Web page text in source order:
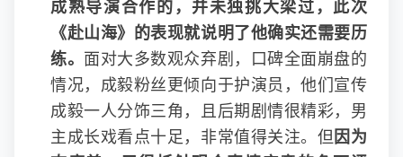
成熟导演合作的，并未独挑大梁过，此次
《赴山海》的表现就说明了他确实还需要历
练。 面对大多数观众弃剧，口碑全面崩盘的
情况，成毅粉丝更倾向于护演员，他们宣传
成毅一人分饰三角，且后期剧情很精彩，男
主成长戏看点十足，非常值得关注。但 因为